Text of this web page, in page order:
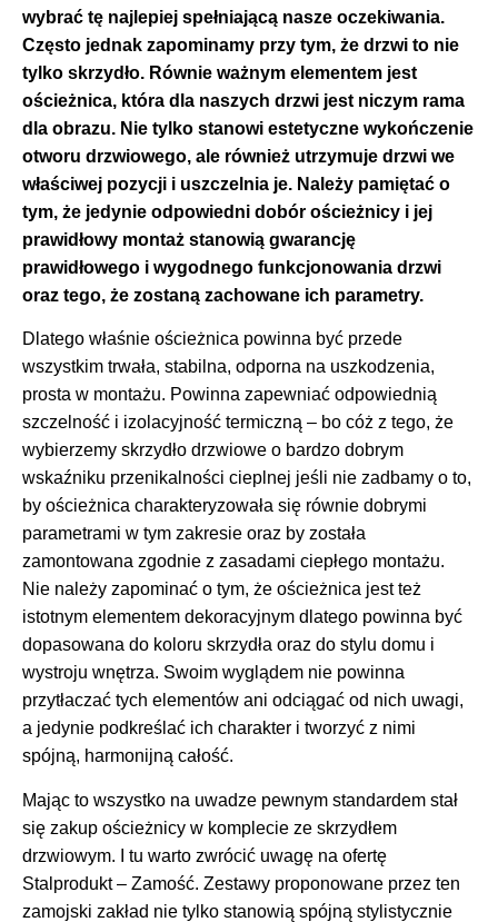
wybrać tę najlepiej spełniającą nasze oczekiwania.
Często jednak zapominamy przy tym, że drzwi to nie
tylko skrzydło. Równie ważnym elementem jest
ościeżnica, która dla naszych drzwi jest niczym rama
dla obrazu. Nie tylko stanowi estetyczne wykończenie
otworu drzwiowego, ale również utrzymuje drzwi we
właściwej pozycji i uszczelnia je. Należy pamiętać o
tym, że jedynie odpowiedni dobór ościeżnicy i jej
prawidłowy montaż stanowią gwarancję
prawidłowego i wygodnego funkcjonowania drzwi
oraz tego, że zostaną zachowane ich parametry.
Dlatego właśnie ościeżnica powinna być przede
wszystkim trwała, stabilna, odporna na uszkodzenia,
prosta w montażu. Powinna zapewniać odpowiednią
szczelność i izolacyjność termiczną – bo cóż z tego, że
wybierzemy skrzydło drzwiowe o bardzo dobrym
wskaźniku przenikalności cieplnej jeśli nie zadbamy o to,
by ościeżnica charakteryzowała się równie dobrymi
parametrami w tym zakresie oraz by została
zamontowana zgodnie z zasadami ciepłego montażu.
Nie należy zapominać o tym, że ościeżnica jest też
istotnym elementem dekoracyjnym dlatego powinna być
dopasowana do koloru skrzydła oraz do stylu domu i
wystroju wnętrza. Swoim wyglądem nie powinna
przytłaczać tych elementów ani odciągać od nich uwagi,
a jedynie podkreślać ich charakter i tworzyć z nimi
spójną, harmonijną całość.
Mając to wszystko na uwadze pewnym standardem stał
się zakup ościeżnicy w komplecie ze skrzydłem
drzwiowym. I tu warto zwrócić uwagę na ofertę
Stalprodukt – Zamość. Zestawy proponowane przez ten
zamojski zakład nie tylko stanowią spójną stylistycznie